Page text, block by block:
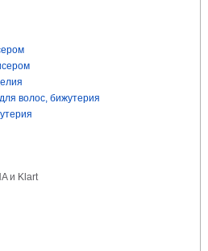
волос, бижутерия
и Klart